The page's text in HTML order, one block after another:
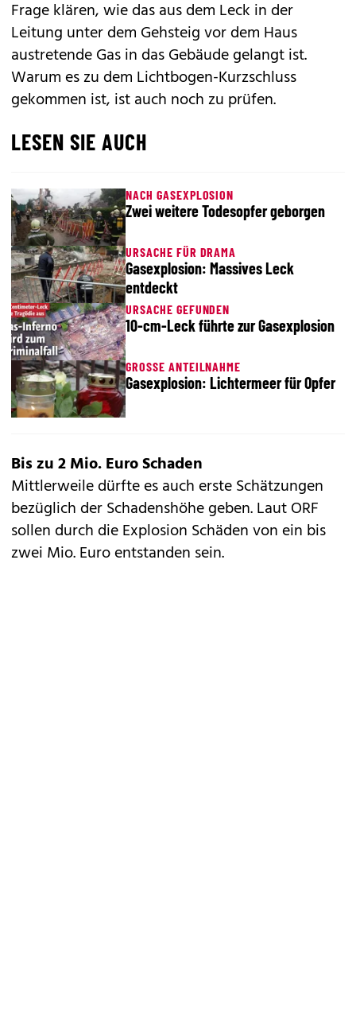
Frage klären, wie das aus dem Leck in der
Leitung unter dem Gehsteig vor dem Haus
austretende Gas in das Gebäude gelangt ist.
Warum es zu dem Lichtbogen-Kurzschluss
gekommen ist, ist auch noch zu prüfen.
LESEN SIE AUCH
NACH GASEXPLOSION
Zwei weitere Todesopfer geborgen
URSACHE FÜR DRAMA
Gasexplosion: Massives Leck
entdeckt
URSACHE GEFUNDEN
10-cm-Leck führte zur Gasexplosion
GROSSE ANTEILNAHME
Gasexplosion: Lichtermeer für Opfer
Bis zu 2 Mio. Euro Schaden
Mittlerweile dürfte es auch erste Schätzungen
bezüglich der Schadenshöhe geben. Laut ORF
sollen durch die Explosion Schäden von ein bis
zwei Mio. Euro entstanden sein.